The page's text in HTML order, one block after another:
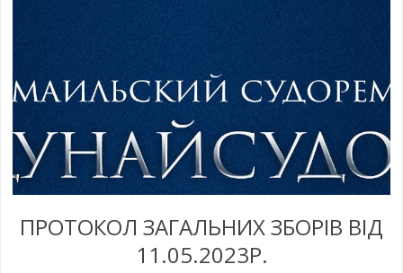
ПРОТОКОЛ ЗАГАЛЬНИХ ЗБОРІВ ВІД
11.05.2023Р.